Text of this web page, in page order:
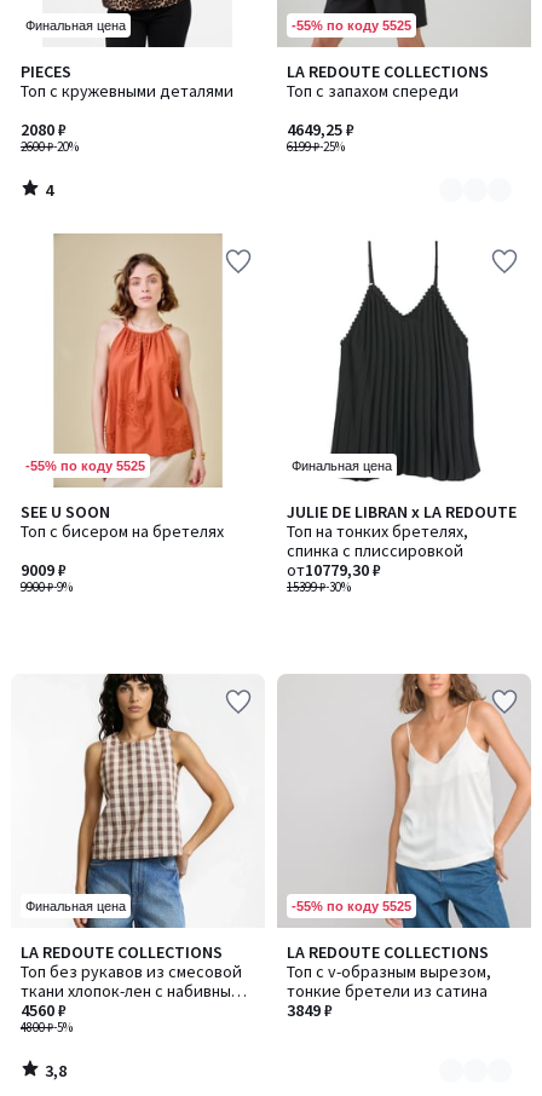
Финальная цена
PIECES
Топ с кружевными деталями
2600 ₽-20%
2080 ₽
4
/
4
/
-55% по коду 5525
LA REDOUTE COLLECTIONS
Топ с запахом спереди
6199 ₽-25%
4649,25 ₽
Количество
цветов:
2
-55% по коду 5525
SEE U SOON
Топ с бисером на бретелях
9900 ₽-9%
9009 ₽
Финальная цена
JULIE DE LIBRAN x LA REDOUTE
Топ на тонких бретелях,
спинка с плиссировкой
15399 ₽-30%
от10779,30 ₽
Финальная цена
LA REDOUTE COLLECTIONS
Топ без рукавов из смесовой
ткани хлопок-лен с набивным
рисунком в клетку виши
4800 ₽-5%
4560 ₽
3,8
/ 5
3,8
/
-55% по коду 5525
LA REDOUTE COLLECTIONS
Топ с v-образным вырезом,
тонкие бретели из сатина
3849 ₽
Количество
цветов:
2